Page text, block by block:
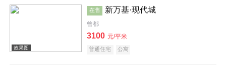
在售 新万基·现代城
曾都
3100 元/平米
普通住宅 公寓